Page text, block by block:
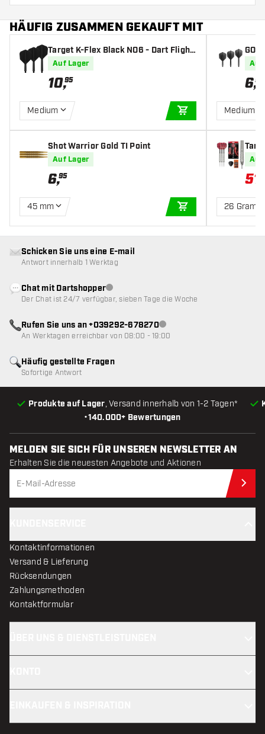
HÄUFIG ZUSAMMEN GEKAUFT MIT
Target K-Flex Black NO6 - Dart Flight
Auf Lager
10,95
Medium
IN DEN
Shot Warrior Gold TI Point
Auf Lager
6,95
45 mm
IN DEN
Auf
6,95
Medium
tAuf
51
26 Gramm
•140.000+ Bewertungen
Produkte auf Lager, Versand innerhalb von 1-2 Tagen*
Häufig gestellte Fragen
Sofortige Antwort
Schicken Sie uns eine E-mail
Antwort innerhalb 1 Werktag
Chat mit DartshopperKundenservice nicht verfügbar
Der Chat ist 24/7 verfügbar, sieben Tage die Woche
Rufen Sie uns an +039292-678270Kundenservice nicht
An Werktagen erreichbar von 08:00 - 19:00
MELDEN SIE SICH FÜR UNSEREN NEWSLETTER AN
Erhalten Sie die neuesten Angebote und Aktionen
Kontaktinformationen
Versand & Lieferung
Rücksendungen
Zahlungsmethoden
Kontaktformular